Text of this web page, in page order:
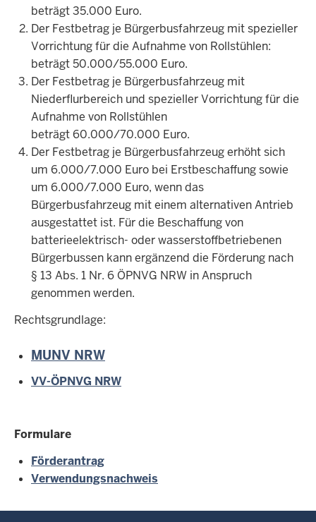
beträgt 35.000 Euro.
Der Festbetrag je Bürgerbusfahrzeug mit spezieller
Vorrichtung für die Aufnahme von Rollstühlen:
beträgt 50.000/55.000 Euro.
Der Festbetrag je Bürgerbusfahrzeug mit
Niederflurbereich und spezieller Vorrichtung für die
Aufnahme von Rollstühlen
beträgt 60.000/70.000 Euro.
Der Festbetrag je Bürgerbusfahrzeug erhöht sich
um 6.000/7.000 Euro bei Erstbeschaffung sowie
um 6.000/7.000 Euro, wenn das
Bürgerbusfahrzeug mit einem alternativen Antrieb
ausgestattet ist. Für die Beschaffung von
batterieelektrisch- oder wasserstoffbetriebenen
Bürgerbussen kann ergänzend die Förderung nach
§ 13 Abs. 1 Nr. 6 ÖPNVG NRW in Anspruch
genommen werden.
Rechtsgrundlage:
MUNV NRW
VV-ÖPNVG NRW
Formulare
Förderantrag
Verwendungsnachweis